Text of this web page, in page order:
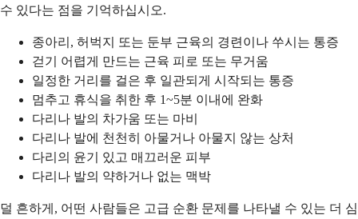
수 있다는 점을 기억하십시오.
종아리, 허벅지 또는 둔부 근육의 경련이나 쑤시는 통증
걷기 어렵게 만드는 근육 피로 또는 무거움
일정한 거리를 걸은 후 일관되게 시작되는 통증
멈추고 휴식을 취한 후 1~5분 이내에 완화
다리나 발의 차가움 또는 마비
다리나 발에 천천히 아물거나 아물지 않는 상처
다리의 윤기 있고 매끄러운 피부
다리나 발의 약하거나 없는 맥박
덜 흔하게, 어떤 사람들은 고급 순환 문제를 나타낼 수 있는 더 심